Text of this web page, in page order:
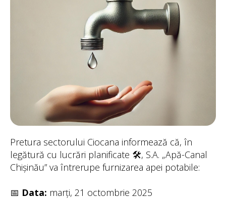
Pretura sectorului Ciocana informează că, în
legătură cu lucrări planificate 🛠️, S.A. „Apă-Canal
Chișinău” va întrerupe furnizarea apei potabile:
📅 Data: marți, 21 octombrie 2025